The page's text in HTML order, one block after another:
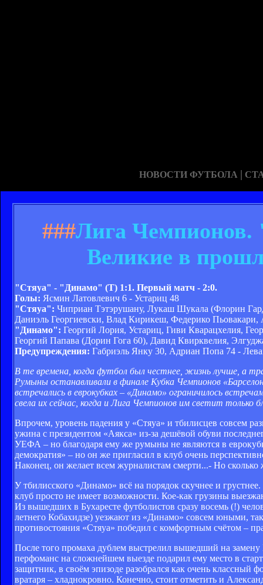
НОВОСТИ ФУТБОЛА |
###Лига
Великие в
"Стяуа" - "Динамо" (Т) 1:1. Первый матч - 2:0.
Голы: Ясмин Латовлевич 6 - Устариц 48
"Стяуа": Чиприан Тэтэрушану, Лукаш Шукала (Флорин
Даниэль Георгиевски, Влад Кирикеш, Федерико
"Динамо": Георгий Лория, Устариц, Гиви Кварацхелия,
Георгий Папава (Дорин Гога 60), Давид Квирквелия,
Предупреждения: Габриэль Янку 30, Адриан Попа 74 -
В те времена, когда футбол был честнее, жизнь лучше, а
Румыны останавливали в финале Кубка Чемпионов
встречались в еврокубках – «Динамо» ограничилось
свела их сейчас, когда и Лига Чемпионов им светит только
Впрочем, уровень падения у «Стяуа» и тбилисцев совсем
ужина с президентом «Аякса» из-за дешёвой обуви
УЕФА – но благодаря ему же румыны не являются в
демократия» – но он же пригласил в клуб очень
Наконец, он желает всем журналистам смерти...- Но
У тбилисского «Динамо» всё на порядок скучнее и
клуб просто не имеет возможности. Кое-как грузины
Из вышедших в Бухаресте футболистов сразу восемь (!)
летнего Кобахидзе) уезжают из «Динамо» совсем юными,
противостояния «Стяуа» победил с комфортным счётом –
После того промаха дублем выстрелил вышедший на
перфоманс на сложнейшем выезде подарил ему место в
защитник, в своём эпизоде разобрался как очень классный
вратаря – хладнокровно. Конечно, стоит отметить и